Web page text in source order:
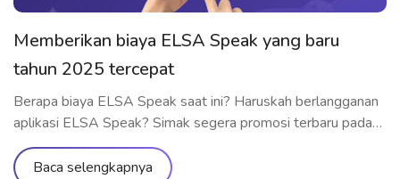
Memberikan biaya ELSA Speak yang baru
tahun 2025 tercepat
Berapa biaya ELSA Speak saat ini? Haruskah berlangganan
aplikasi ELSA Speak? Simak segera promosi terbaru pada
tahun 2023
Baca selengkapnya